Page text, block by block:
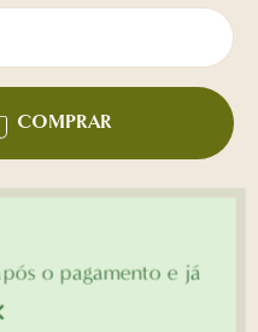
COMPRAR
o pagamento e já